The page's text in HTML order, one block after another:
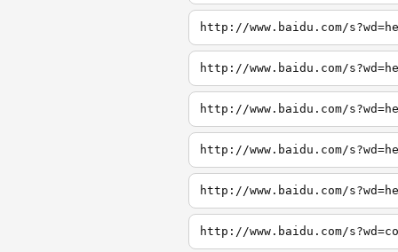
http://www.baidu.com/
http://www.baidu.com/
http://www.baidu.com/
http://www.baidu.com/
http://www.baidu.com/
http://www.baidu.com/